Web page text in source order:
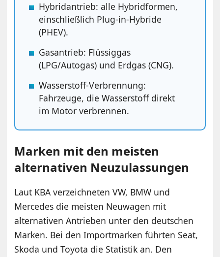
Hybridantrieb: alle Hybridformen,
einschließlich Plug-in-Hybride
(PHEV).
Gasantrieb: Flüssiggas
(LPG/Autogas) und Erdgas (CNG).
Wasserstoff-Verbrennung:
Fahrzeuge, die Wasserstoff direkt
im Motor verbrennen.
Marken mit den meisten
alternativen Neuzulassungen
Laut KBA verzeichneten VW, BMW und
Mercedes die meisten Neuwagen mit
alternativen Antrieben unter den deutschen
Marken. Bei den Importmarken führten Seat,
Skoda und Toyota die Statistik an. Den